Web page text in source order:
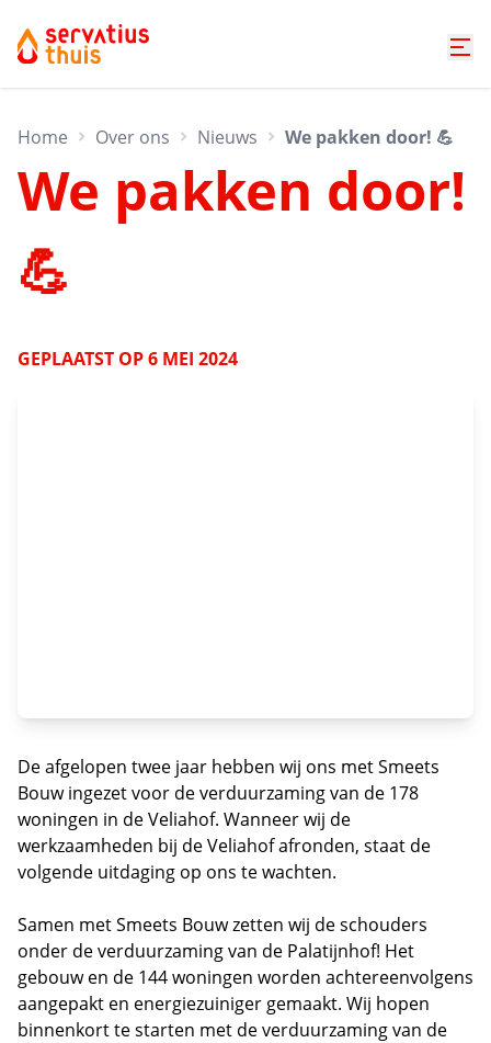
Home Over ons Nieuws We pakken door! 💪
We pakken door!
💪
GEPLAATST OP6 MEI 2024
De afgelopen twee jaar hebben wij ons met Smeets
Bouw ingezet voor de verduurzaming van de 178
woningen in de Veliahof. Wanneer wij de
werkzaamheden bij de Veliahof afronden, staat de
volgende uitdaging op ons te wachten.
Samen met Smeets Bouw zetten wij de schouders
onder de verduurzaming van de Palatijnhof! Het
gebouw en de 144 woningen worden achtereenvolgens
aangepakt en energiezuiniger gemaakt. Wij hopen
binnenkort te starten met de verduurzaming van de